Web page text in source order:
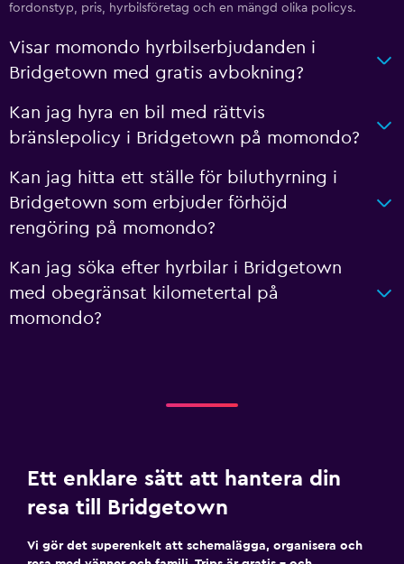
fordonstyp, pris, hyrbilsföretag och en mängd olika policys.
Visar momondo hyrbilserbjudanden i
Bridgetown med gratis avbokning?
Kan jag hyra en bil med rättvis
bränslepolicy i Bridgetown på momondo?
Kan jag hitta ett ställe för biluthyrning i
Bridgetown som erbjuder förhöjd
rengöring på momondo?
Kan jag söka efter hyrbilar i Bridgetown
med obegränsat kilometertal på
momondo?
Ett enklare sätt att hantera din
resa till Bridgetown
Vi gör det superenkelt att schemalägga, organisera och